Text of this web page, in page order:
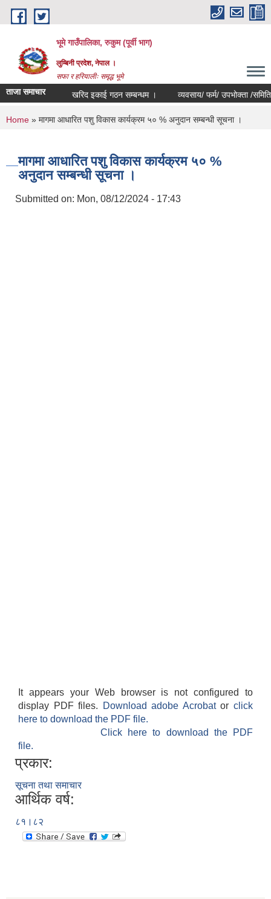
Skip to main content
भूमे गाउँपालिका, रुकुम (पूर्वी भाग)
लुम्बिनी प्रदेश, नेपाल ।
सफा र हरियालीः समृद्ध भूमे
ताजा समाचार खरिद इकाई गठन सम्बन्धम । व्यवसाय/ फर्म/ उपभोक्ता /समिति/
You are here
Home » मागमा आधारित पशु विकास कार्यक्रम ५० % अनुदान सम्बन्धी सूचना ।
मागमा आधारित पशु विकास कार्यक्रम ५० %
अनुदान सम्बन्धी सूचना ।
Submitted on: Mon, 08/12/2024 - 17:43
It appears your Web browser is not configured to
display PDF files.
Download adobe Acrobatorclick
here to download the PDF file.
Click here to download the PDF
file.
प्रकार:
सूचना तथा समाचार
आर्थिक वर्ष:
८१।८२